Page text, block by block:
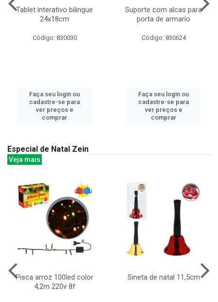
Tablet interativo bilingue
24x18cm
Código: 830030
Faça seu login ou
cadastre-se para
ver preços e
comprar
Suporte com alcas para
porta de armario
Código: 830624
Faça seu login ou
cadastre-se para
ver preços e
comprar
Especial de Natal Zein
Veja mais
Pisca arroz 100led color
4,2m 220v 8f
Sineta de natal 11,5cm